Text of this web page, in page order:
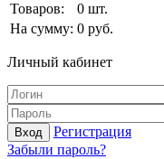
Товаров:
0 шт.
На сумму: 0 руб.
Личный кабинет
Вход
Регистрация
Забыли пароль?